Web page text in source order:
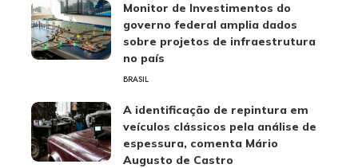
Monitor de Investimentos do
governo federal amplia dados
sobre projetos de infraestrutura
no país
BRASIL
A identificação de repintura em
veículos clássicos pela análise de
espessura, comenta Mário
Augusto de Castro